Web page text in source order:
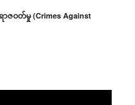
ဝတ်မှု (Crimes Against